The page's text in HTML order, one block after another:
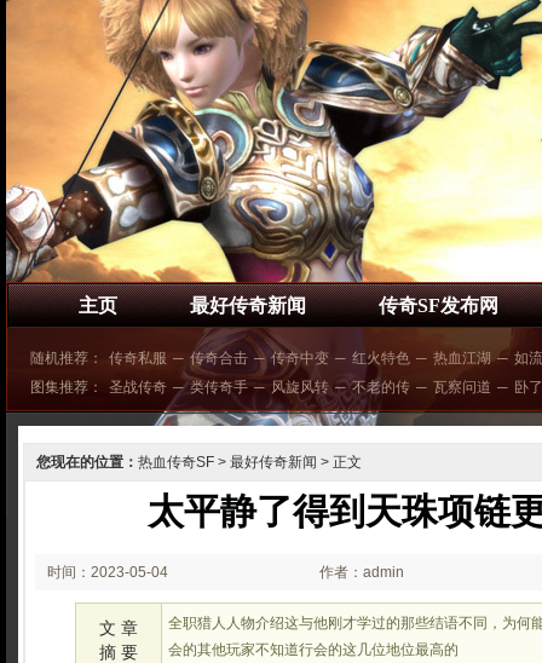
主页 最好传奇新闻 传奇SF发布网
随机推荐： 传奇私服 ─ 传奇合击 ─ 传奇中变 ─ 红火特色 ─ 热血江湖 ─ 如
图集推荐：
圣战传奇 ─ 类传奇手 ─ 风旋风转 ─ 不老的传 ─ 瓦察问道 ─ 卧
您现在的位置： 热血传奇SF > 最好传奇新闻 > 正文
太平静了得到天珠项链
时间：2023-05-04
02:05
作者：admin
文 章
摘 要
全职猎人人物介绍这与他刚才学过的那些结语不同，为何
会的其他玩家不知道行会的这几位地位最高的